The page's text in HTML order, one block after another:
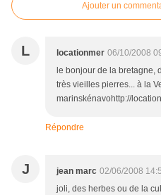
Ajouter un
L locationmer 06/10/2008
le bonjour de la bretagne,
très vieilles pierres... à la
marinskénavohttp://
Répondre
J jean marc 02/06/2008
joli, des herbes ou de la